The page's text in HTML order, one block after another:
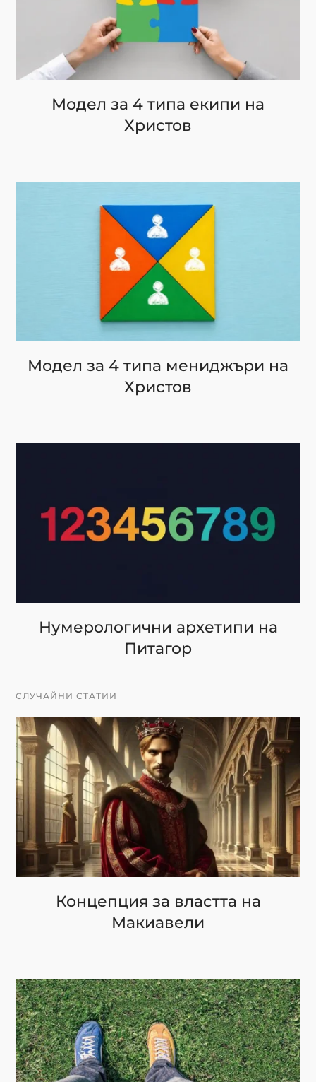
Модел за 4 типа екипи на
Христов
Модел за 4 типа мениджъри на
Христов
Нумерологични архетипи на
Питагор
СЛУЧАЙНИ СТАТИИ
Концепция за властта на
Макиавели